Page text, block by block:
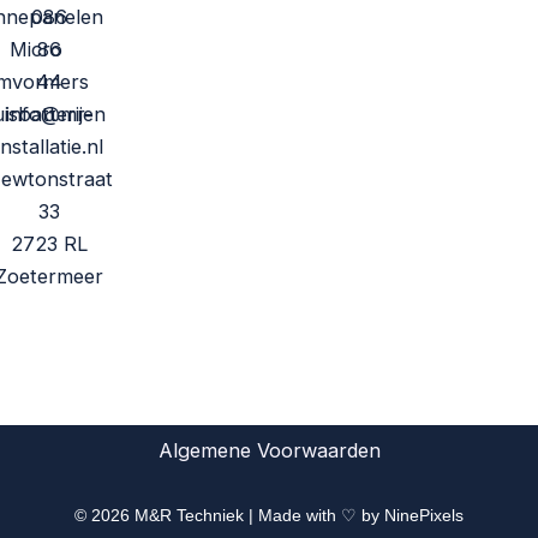
Micro
086
86
44
info@mr-
33
2723 RL
© 2026 M&R Techniek | Made with ♡ by NinePixels
Algemene Voorwaarden